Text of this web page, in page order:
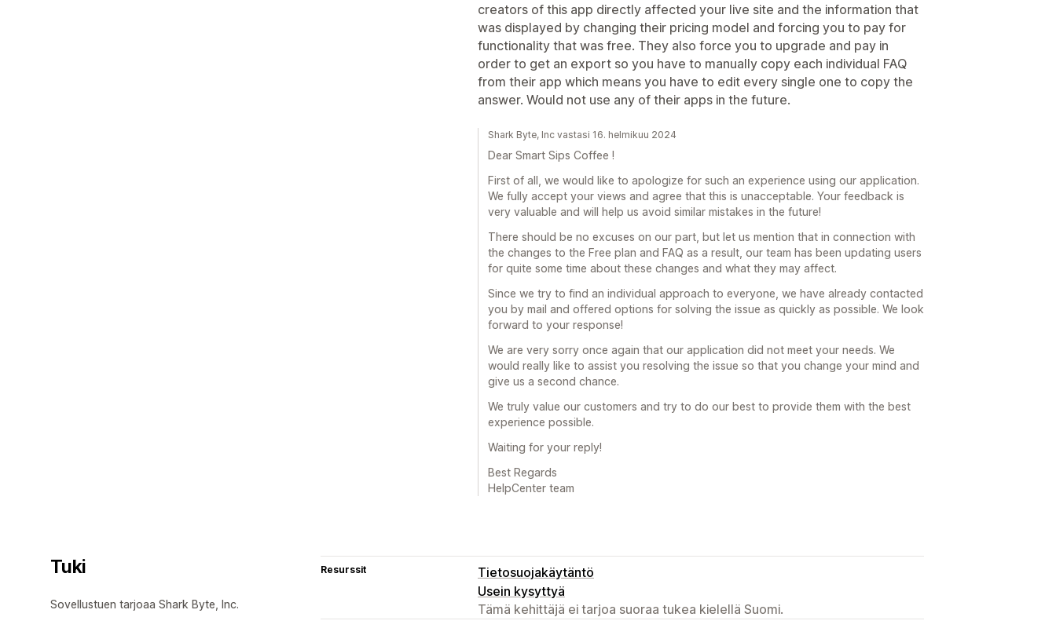
creators of this app directly affected your live site and the information that
was displayed by changing their pricing model and forcing you to pay for
functionality that was free. They also force you to upgrade and pay in
order to get an export so you have to manually copy each individual FAQ
from their app which means you have to edit every single one to copy the
answer. Would not use any of their apps in the future.
Shark Byte, Inc vastasi 16. helmikuu 2024
Dear Smart Sips Coffee !
First of all, we would like to apologize for such an experience using our application.
We fully accept your views and agree that this is unacceptable. Your feedback is
very valuable and will help us avoid similar mistakes in the future!
There should be no excuses on our part, but let us mention that in connection with
the changes to the Free plan and FAQ as a result, our team has been updating users
for quite some time about these changes and what they may affect.
Since we try to find an individual approach to everyone, we have already contacted
you by mail and offered options for solving the issue as quickly as possible. We look
forward to your response!
We are very sorry once again that our application did not meet your needs. We
would really like to assist you resolving the issue so that you change your mind and
give us a second chance.
We truly value our customers and try to do our best to provide them with the best
experience possible.
Waiting for your reply!
Best Regards
HelpCenter team
Tuki
Sovellustuen tarjoaa Shark Byte, Inc.
Resurssit
Tietosuojakäytäntö
Usein kysyttyä
Tämä kehittäjä ei tarjoa suoraa tukea kielellä Suomi.